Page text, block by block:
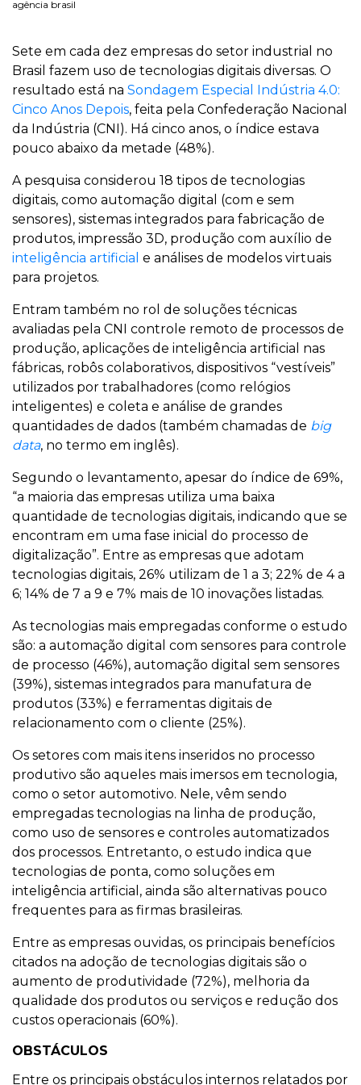
agência brasil
Sete em cada dez empresas do setor industrial no
Brasil fazem uso de tecnologias digitais diversas. O
resultado está na Sondagem Especial Indústria 4.0:
Cinco Anos Depois, feita pela Confederação Nacional
da Indústria (CNI). Há cinco anos, o índice estava
pouco abaixo da metade (48%).
A pesquisa considerou 18 tipos de tecnologias
digitais, como automação digital (com e sem
sensores), sistemas integrados para fabricação de
produtos, impressão 3D, produção com auxílio de
inteligência artificial e análises de modelos virtuais
para projetos.
Entram também no rol de soluções técnicas
avaliadas pela CNI controle remoto de processos de
produção, aplicações de inteligência artificial nas
fábricas, robôs colaborativos, dispositivos “vestíveis”
utilizados por trabalhadores (como relógios
inteligentes) e coleta e análise de grandes
quantidades de dados (também chamadas de big
data, no termo em inglês).
Segundo o levantamento, apesar do índice de 69%,
“a maioria das empresas utiliza uma baixa
quantidade de tecnologias digitais, indicando que se
encontram em uma fase inicial do processo de
digitalização”. Entre as empresas que adotam
tecnologias digitais, 26% utilizam de 1 a 3; 22% de 4 a
6; 14% de 7 a 9 e 7% mais de 10 inovações listadas.
As tecnologias mais empregadas conforme o estudo
são: a automação digital com sensores para controle
de processo (46%), automação digital sem sensores
(39%), sistemas integrados para manufatura de
produtos (33%) e ferramentas digitais de
relacionamento com o cliente (25%).
Os setores com mais itens inseridos no processo
produtivo são aqueles mais imersos em tecnologia,
como o setor automotivo. Nele, vêm sendo
empregadas tecnologias na linha de produção,
como uso de sensores e controles automatizados
dos processos. Entretanto, o estudo indica que
tecnologias de ponta, como soluções em
inteligência artificial, ainda são alternativas pouco
frequentes para as firmas brasileiras.
Entre as empresas ouvidas, os principais benefícios
citados na adoção de tecnologias digitais são o
aumento de produtividade (72%), melhoria da
qualidade dos produtos ou serviços e redução dos
custos operacionais (60%).
OBSTÁCULOS
Entre os principais obstáculos internos relatados por